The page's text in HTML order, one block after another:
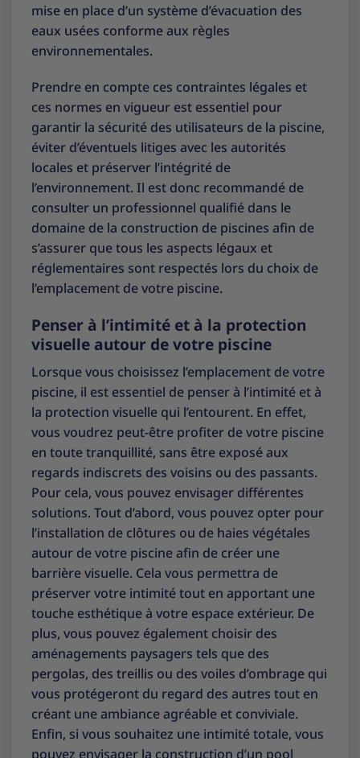
mise en place d’un système d’évacuation des
eaux usées conforme aux règles
environnementales.
Prendre en compte ces contraintes légales et
ces normes en vigueur est essentiel pour
garantir la sécurité des utilisateurs de la piscine,
éviter d’éventuels litiges avec les autorités
locales et préserver l’intégrité de
l’environnement. Il est donc recommandé de
consulter un professionnel qualifié dans le
domaine de la construction de piscines afin de
s’assurer que tous les aspects légaux et
réglementaires sont respectés lors du choix de
l’emplacement de votre piscine.
Penser à l’intimité et à la protection
visuelle autour de votre piscine
Lorsque vous choisissez l’emplacement de votre
piscine, il est essentiel de penser à l’intimité et à
la protection visuelle qui l’entourent. En effet,
vous voudrez peut-être profiter de votre piscine
en toute tranquillité, sans être exposé aux
regards indiscrets des voisins ou des passants.
Pour cela, vous pouvez envisager différentes
solutions. Tout d’abord, vous pouvez opter pour
l’installation de clôtures ou de haies végétales
autour de votre piscine afin de créer une
barrière visuelle. Cela vous permettra de
préserver votre intimité tout en apportant une
touche esthétique à votre espace extérieur. De
plus, vous pouvez également choisir des
aménagements paysagers tels que des
pergolas, des treillis ou des voiles d’ombrage qui
vous protégeront du regard des autres tout en
créant une ambiance agréable et conviviale.
Enfin, si vous souhaitez une intimité totale, vous
pouvez envisager la construction d’un pool